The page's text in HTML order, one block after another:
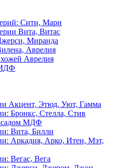
Сити, Мари
Вита, Витас
Миранда
Аврелия
Аврелия
Акцент, Этюд, Уют, Гамма
Бронкс, Стелла, Стив
МДФ
Вита, Билли
Аркадия, Арко, Итен, Мэт,
Вегас, Вега